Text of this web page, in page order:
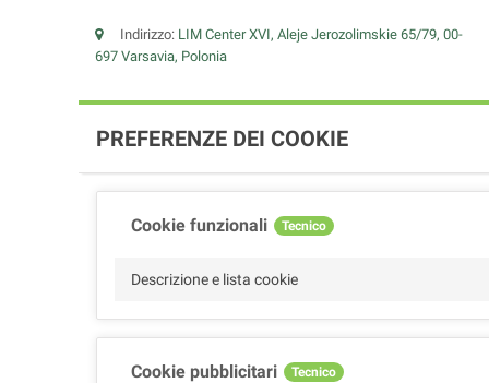
Indirizzo: LIM Center XVI, Aleje Jerozolimskie 65/79, 00-
697 Varsavia, Polonia
PREFERENZE DEI COOKIE
Cookie funzionali Tecnico
Descrizione e lista cookie
Cookie pubblicitari Tecnico